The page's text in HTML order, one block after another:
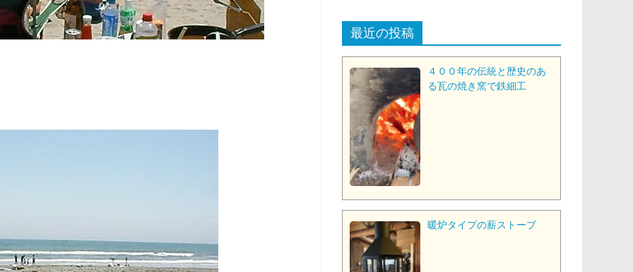
最近の投稿
４００年の伝統と歴史のあ
る瓦の焼き窯で鉄細工
暖炉タイプの薪ストーブ